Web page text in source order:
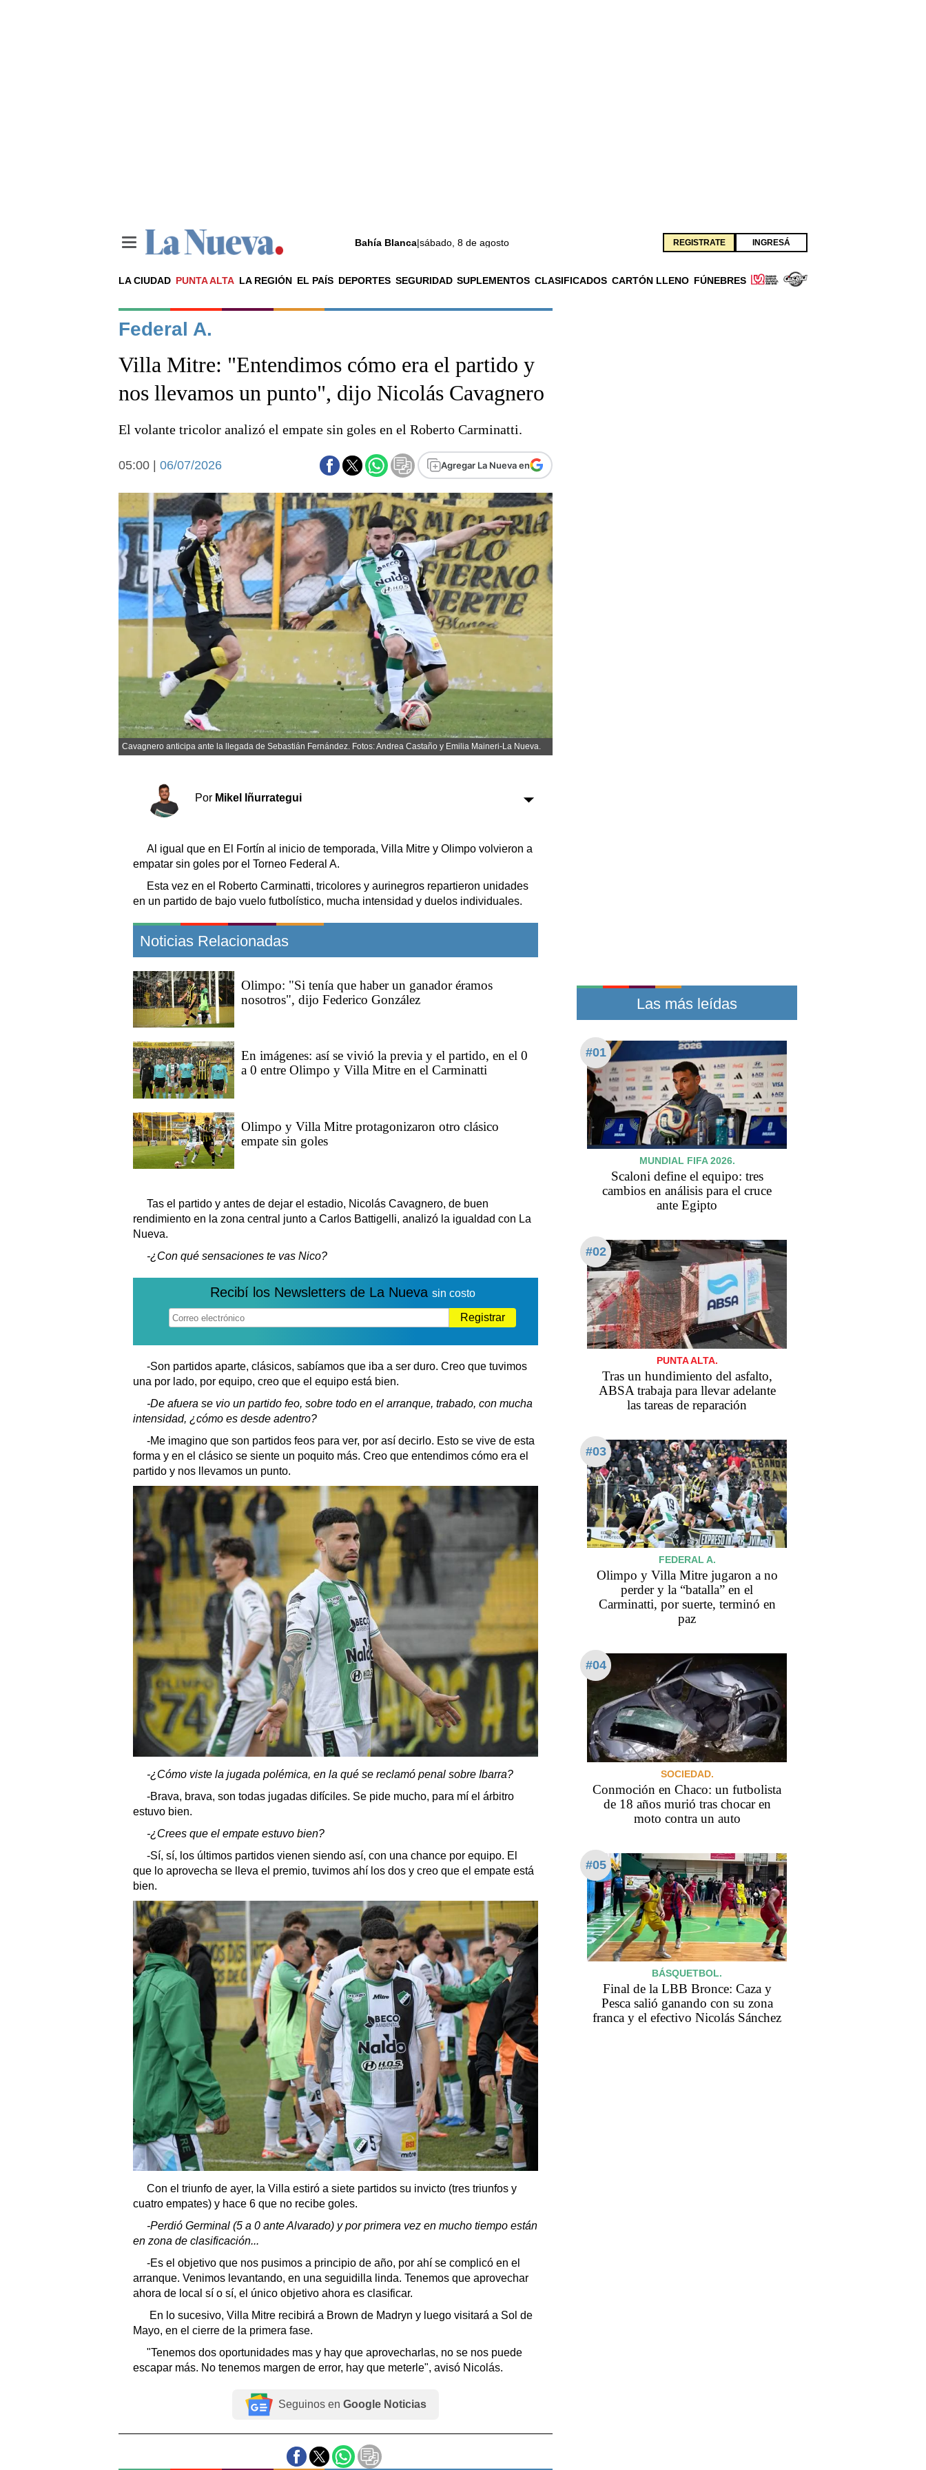
Bahía Blanca|sábado, 8 de agosto REGISTRATE INGRESÁ
LA CIUDAD PUNTA ALTA LA REGIÓN EL PAÍS DEPORTES SEGURIDAD SUPLEMENTOS CLASIFICADOS CARTÓN LLENO FÚNEBRES
Noticias
La ciudad
El país
Seguridad
Escenario Olímpico
Liga del Sur
Básquetbol
Fútbol
Federal A
Arte y cultura
Aplausos
Cines
Economía y campo
Economía y finanzas
Con el campo
Espacio empresas
Sociedad y tiempo libre
Sociedad
Tecnología
Turismo
Salud
Es viral
El tiempo
Fúnebres
Suplementos
Loterías
Fúnebres
Federal A.
Villa Mitre: "Entendimos cómo era el partido y
nos llevamos un punto", dijo Nicolás Cavagnero
El volante tricolor analizó el empate sin goles en el Roberto Carminatti.
Agregar La Nueva en
05:00 | 06/07/2026
Cavagnero anticipa ante la llegada de Sebastián Fernández. Fotos: Andrea Castaño y Emilia Maineri-La Nueva.
Por Mikel Iñurrategui
Al igual que en El Fortín al inicio de temporada, Villa Mitre y Olimpo volvieron a
empatar sin goles por el Torneo Federal A.
Esta vez en el Roberto Carminatti, tricolores y aurinegros repartieron unidades
en un partido de bajo vuelo futbolístico, mucha intensidad y duelos individuales.
Noticias Relacionadas
Olimpo: "Si tenía que haber un ganador éramos
nosotros", dijo Federico González
En imágenes: así se vivió la previa y el partido, en el 0
a 0 entre Olimpo y Villa Mitre en el Carminatti
Olimpo y Villa Mitre protagonizaron otro clásico
empate sin goles
Tas el partido y antes de dejar el estadio, Nicolás Cavagnero, de buen
rendimiento en la zona central junto a Carlos Battigelli, analizó la igualdad con La
Nueva.
-¿Con qué sensaciones te vas Nico?
Recibí los Newsletters de La Nueva sin costo
Registrar
-Son partidos aparte, clásicos, sabíamos que iba a ser duro. Creo que tuvimos
una por lado, por equipo, creo que el equipo está bien.
-De afuera se vio un partido feo, sobre todo en el arranque, trabado, con mucha
intensidad, ¿cómo es desde adentro?
-Me imagino que son partidos feos para ver, por así decirlo. Esto se vive de esta
forma y en el clásico se siente un poquito más. Creo que entendimos cómo era el
partido y nos llevamos un punto.
-¿Cómo viste la jugada polémica, en la qué se reclamó penal sobre Ibarra?
-Brava, brava, son todas jugadas difíciles. Se pide mucho, para mí el árbitro
estuvo bien.
-¿Crees que el empate estuvo bien?
-Sí, sí, los últimos partidos vienen siendo así, con una chance por equipo. El
que lo aprovecha se lleva el premio, tuvimos ahí los dos y creo que el empate está
bien.
Con el triunfo de ayer, la Villa estiró a siete partidos su invicto (tres triunfos y
cuatro empates) y hace 6 que no recibe goles.
-Perdió Germinal (5 a 0 ante Alvarado) y por primera vez en mucho tiempo están
en zona de clasificación...
-Es el objetivo que nos pusimos a principio de año, por ahí se complicó en el
arranque. Venimos levantando, en una seguidilla linda. Tenemos que aprovechar
ahora de local sí o sí, el único objetivo ahora es clasificar.
En lo sucesivo, Villa Mitre recibirá a Brown de Madryn y luego visitará a Sol de
Mayo, en el cierre de la primera fase.
"Tenemos dos oportunidades mas y hay que aprovecharlas, no se nos puede
escapar más. No tenemos margen de error, hay que meterle", avisó Nicolás.
Seguinos en Google Noticias
Las más leídas
#01
MUNDIAL FIFA 2026.
Scaloni define el equipo: tres
cambios en análisis para el cruce
ante Egipto
#02
PUNTA ALTA.
Tras un hundimiento del asfalto,
ABSA trabaja para llevar adelante
las tareas de reparación
#03
FEDERAL A.
Olimpo y Villa Mitre jugaron a no
perder y la “batalla” en el
Carminatti, por suerte, terminó en
paz
#04
SOCIEDAD.
Conmoción en Chaco: un futbolista
de 18 años murió tras chocar en
moto contra un auto
#05
BÁSQUETBOL.
Final de la LBB Bronce: Caza y
Pesca salió ganando con su zona
franca y el efectivo Nicolás Sánchez